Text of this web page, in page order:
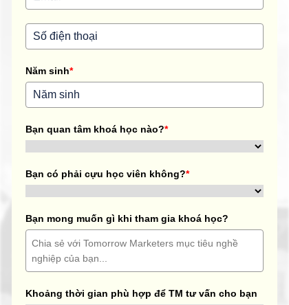
Năm sinh*
Bạn quan tâm khoá học nào?*
Bạn có phải cựu học viên không?*
Bạn mong muốn gì khi tham gia khoá học?
Khoảng thời gian phù hợp để TM tư vấn cho bạn